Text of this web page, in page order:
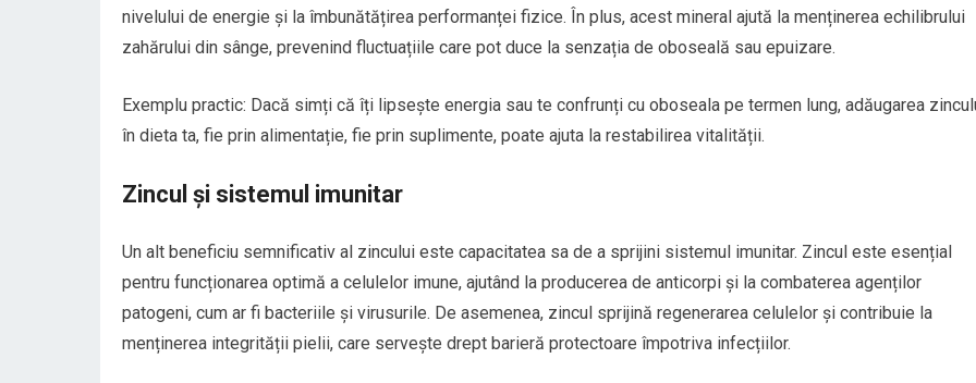
nivelului de energie și la îmbunătățirea performanței fizice. În plus, acest mineral ajută la menținerea echilibrului
zahărului din sânge, prevenind fluctuațiile care pot duce la senzația de oboseală sau epuizare.
Exemplu practic: Dacă simți că îți lipsește energia sau te confrunți cu oboseala pe termen lung, adăugarea
în dieta ta, fie prin alimentație, fie prin suplimente, poate ajuta la restabilirea vitalității.
Zincul și sistemul imunitar
Un alt beneficiu semnificativ al zincului este capacitatea sa de a sprijini sistemul imunitar. Zincul este esențial
pentru funcționarea optimă a celulelor imune, ajutând la producerea de anticorpi și la combaterea agenților
patogeni, cum ar fi bacteriile și virusurile. De asemenea, zincul sprijină regenerarea celulelor și contribuie la
menținerea integrității pielii, care servește drept barieră protectoare împotriva infecțiilor.